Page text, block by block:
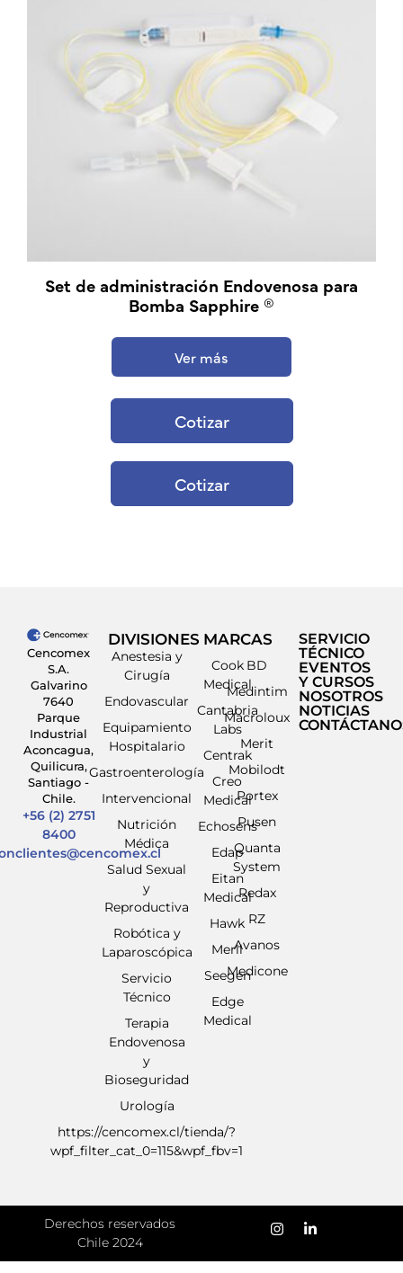
Set de administración Endovenosa para
Bomba Sapphire ®
Ver más
Cotizar
Cotizar
Cencomex
S.A.
Galvarino
7640
Parque
Industrial
Aconcagua,
Quilicura,
Santiago -
Chile.
+56 (2) 2751
8400
DIVISIONES
Anestesia y
Cirugía
Endovascular
Equipamiento
Hospitalario
Gastroenterología
Intervencional
Nutrición
Médica
Salud Sexual
y
Reproductiva
Robótica y
Laparoscópica
Servicio
Técnico
Terapia
Endovenosa
y
Bioseguridad
Urología
https://cencomex.cl/tienda/?
wpf_filter_cat_0=115&wpf_fbv=1
MARCAS
Cook
Medical
Cantabria
Labs
Centrak
Creo
Medical
Echosens
Edap
Eitan
Medical
Hawk
Meril
Seegen
Edge
Medical
BD
Medintim
Macroloux
Merit
Mobilodt
Portex
Pusen
Quanta
System
Redax
RZ
Avanos
Medicone
SERVICIO
TÉCNICO
EVENTOS
Y CURSOS
NOSOTROS
NOTICIAS
Derechos reservados
Chile 2024